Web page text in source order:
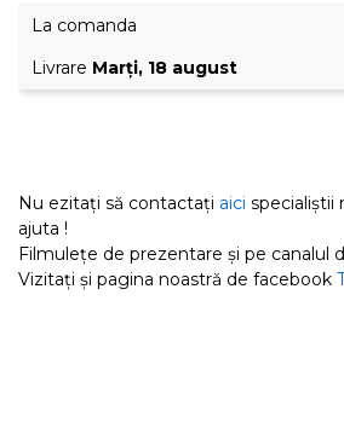
La comanda
Livrare Marţi, 18 august
Nu ezitați să contactați aici specialiștii
ajuta !
Filmulețe de prezentare și pe canalul
Vizitați și pagina noastră de facebook